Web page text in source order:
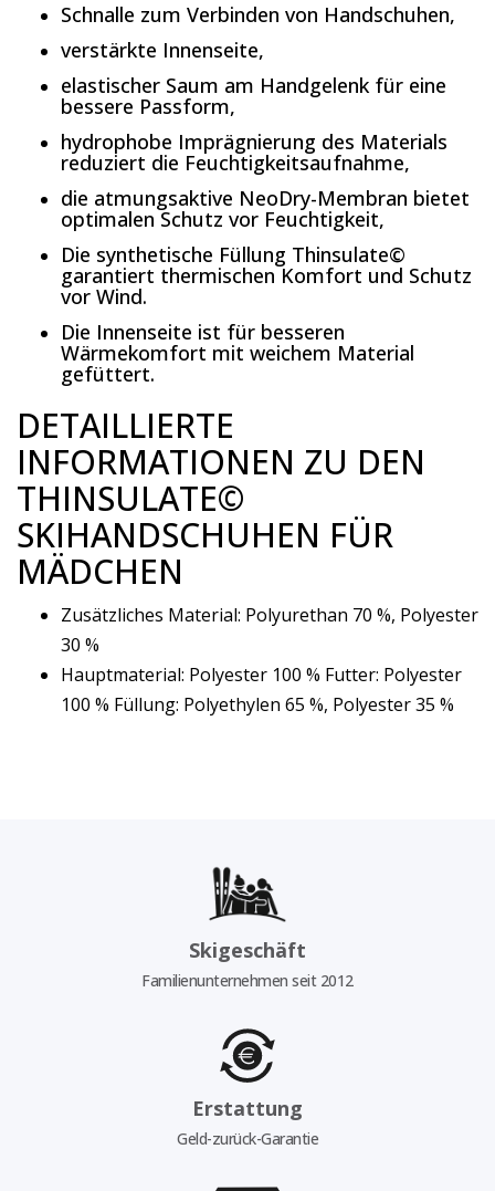
Schnalle zum Verbinden von Handschuhen,
verstärkte Innenseite,
elastischer Saum am Handgelenk für eine
bessere Passform,
hydrophobe Imprägnierung des Materials
reduziert die Feuchtigkeitsaufnahme,
die atmungsaktive NeoDry-Membran bietet
optimalen Schutz vor Feuchtigkeit,
Die synthetische Füllung Thinsulate©
garantiert thermischen Komfort und Schutz
vor Wind.
Die Innenseite ist für besseren
Wärmekomfort mit weichem Material
gefüttert.
DETAILLIERTE
INFORMATIONEN ZU DEN
THINSULATE©
SKIHANDSCHUHEN FÜR
MÄDCHEN
Zusätzliches Material: Polyurethan 70 %, Polyester
30 %
Hauptmaterial: Polyester 100 % Futter: Polyester
100 % Füllung: Polyethylen 65 %, Polyester 35 %
Skigeschäft
Familienunternehmen seit 2012
Erstattung
Geld-zurück-Garantie